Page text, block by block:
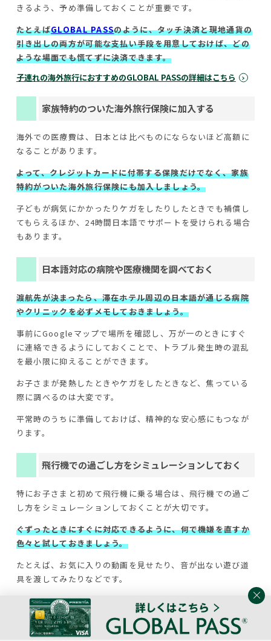
きるよう、予め準備しておくことが重要です。
たとえばGLOBAL PASSのように、タッチ決済と現地通貨の
引き出しの両方が可能な支払い手段を用意しておけば、どの
ような場面でも慌てずに決済できます。
子連れの海外旅行におすすめのGLOBAL PASSの詳細はこちら
家族特約のついた海外旅行保険に加入する
海外での医療費は、日本とは比べものにならないほど高額に
なることがあります。
よって、クレジットカードに付帯する保険だけでなく、家族
特約がついた海外旅行保険にも加入しましょう。
子どもが病気にかかったりケガをしたりしたときでも補償し
てもらえるほか、24時間日本語でサポートを受けられる場合
もあります。
日本語対応の病院や医療機関を調べておく
渡航先が決まったら、滞在ホテル周辺の日本語が通じる病院
やクリニックを必ずメモしておきましょう。
事前にGoogleマップで場所を確認し、万が一のときにすぐ
に連絡できるようにしておくことで、トラブル発生時の混乱
を最小限に抑えることができます。
お子さまが発熱したときやケガをしたときなど、焦っている
際に調べるのは大変です。
平常時のうちに準備しておけば、精神的な安心感にもつなが
ります。
飛行機での過ごし方をシミュレーションしておく
特にお子さまと初めて飛行機に乗る場合は、飛行機での過ご
し方をシミュレーションしておくことが大切です。
ぐずったときにすぐに対応できるように、何で機嫌を直すか
色々と試しておきましょう。
たとえば、お気に入りの動画を見せたり、音が出ない遊び道
具を渡してみたりなどです。
さらに、フライト時間に合わせて食事や睡眠のタイミングを
調整しておくことも大切です。
搭乗時間や食事が出てくる時間なども事前に調べて、食事時